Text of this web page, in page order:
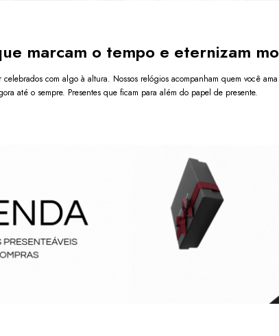
marcam o tempo e eternizam
celebrados com algo à altura. Nossos relógios acompanham quem você
até o sempre. Presentes que ficam para além do papel de presente.